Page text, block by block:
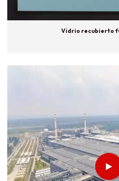
Vidrio recubierto